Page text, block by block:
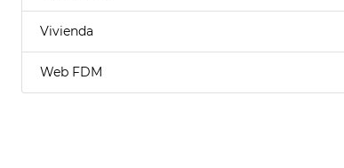
Vivienda
Web FDM